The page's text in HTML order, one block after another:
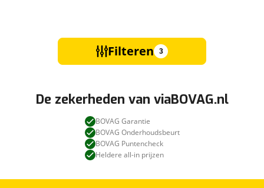
Filteren 3
De zekerheden van viaBOVAG.nl
BOVAG Garantie
BOVAG Onderhoudsbeurt
BOVAG Puntencheck
Heldere all-in prijzen